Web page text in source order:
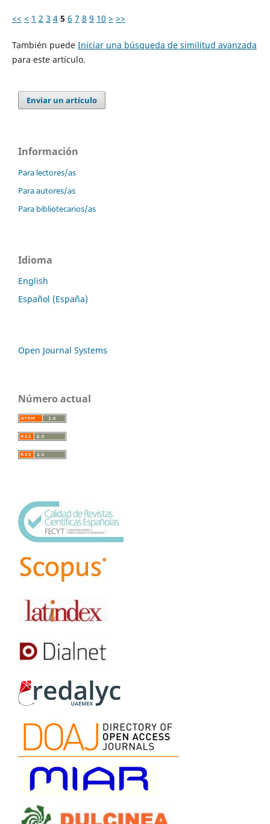
<< < 1 2 3 4 5 6 7 8 9 10 > >>
También puede Iniciar una búsqueda de similitud avanzada
para este artículo.
Enviar un artículo
Información
Para lectores/as
Para autores/as
Para bibliotecarios/as
Idioma
English
Español (España)
Open Journal Systems
Número actual